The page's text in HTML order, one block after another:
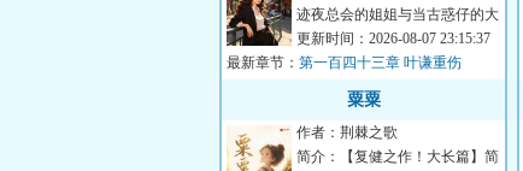
迹夜总会的姐姐与当古惑仔的大
哥。面对这天崩开局，叶湘拿起
书...
更新时间：2026-08-07 23:15:37
最新章节： 第一百四十三章 叶谦重伤
粟粟
作者：荆棘之歌
简介：【复健之作！大长篇】简